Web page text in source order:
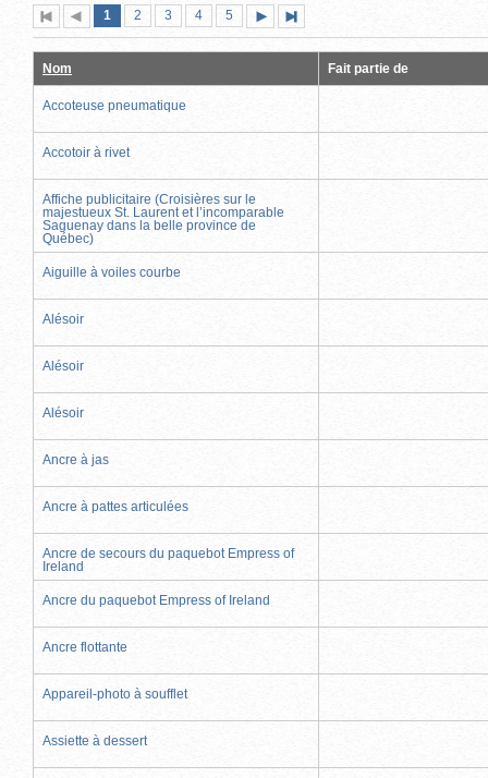
Première
page
Page
précédente
Page
1 (page
actuelle)
Page
2 Page
3 Page
4 Page
5
suivante
page
Nom Fait partie de
Accoteuse pneumatique
Accotoir à rivet
Affiche publicitaire (Croisières sur le
majestueux St. Laurent et l’incomparable
Saguenay dans la belle province de
Québec)
Aiguille à voiles courbe
Alésoir
Alésoir
Alésoir
Ancre à jas
Ancre à pattes articulées
Ancre de secours du paquebot Empress of
Ireland
Ancre du paquebot Empress of Ireland
Ancre flottante
Appareil-photo à soufflet
Assiette à dessert